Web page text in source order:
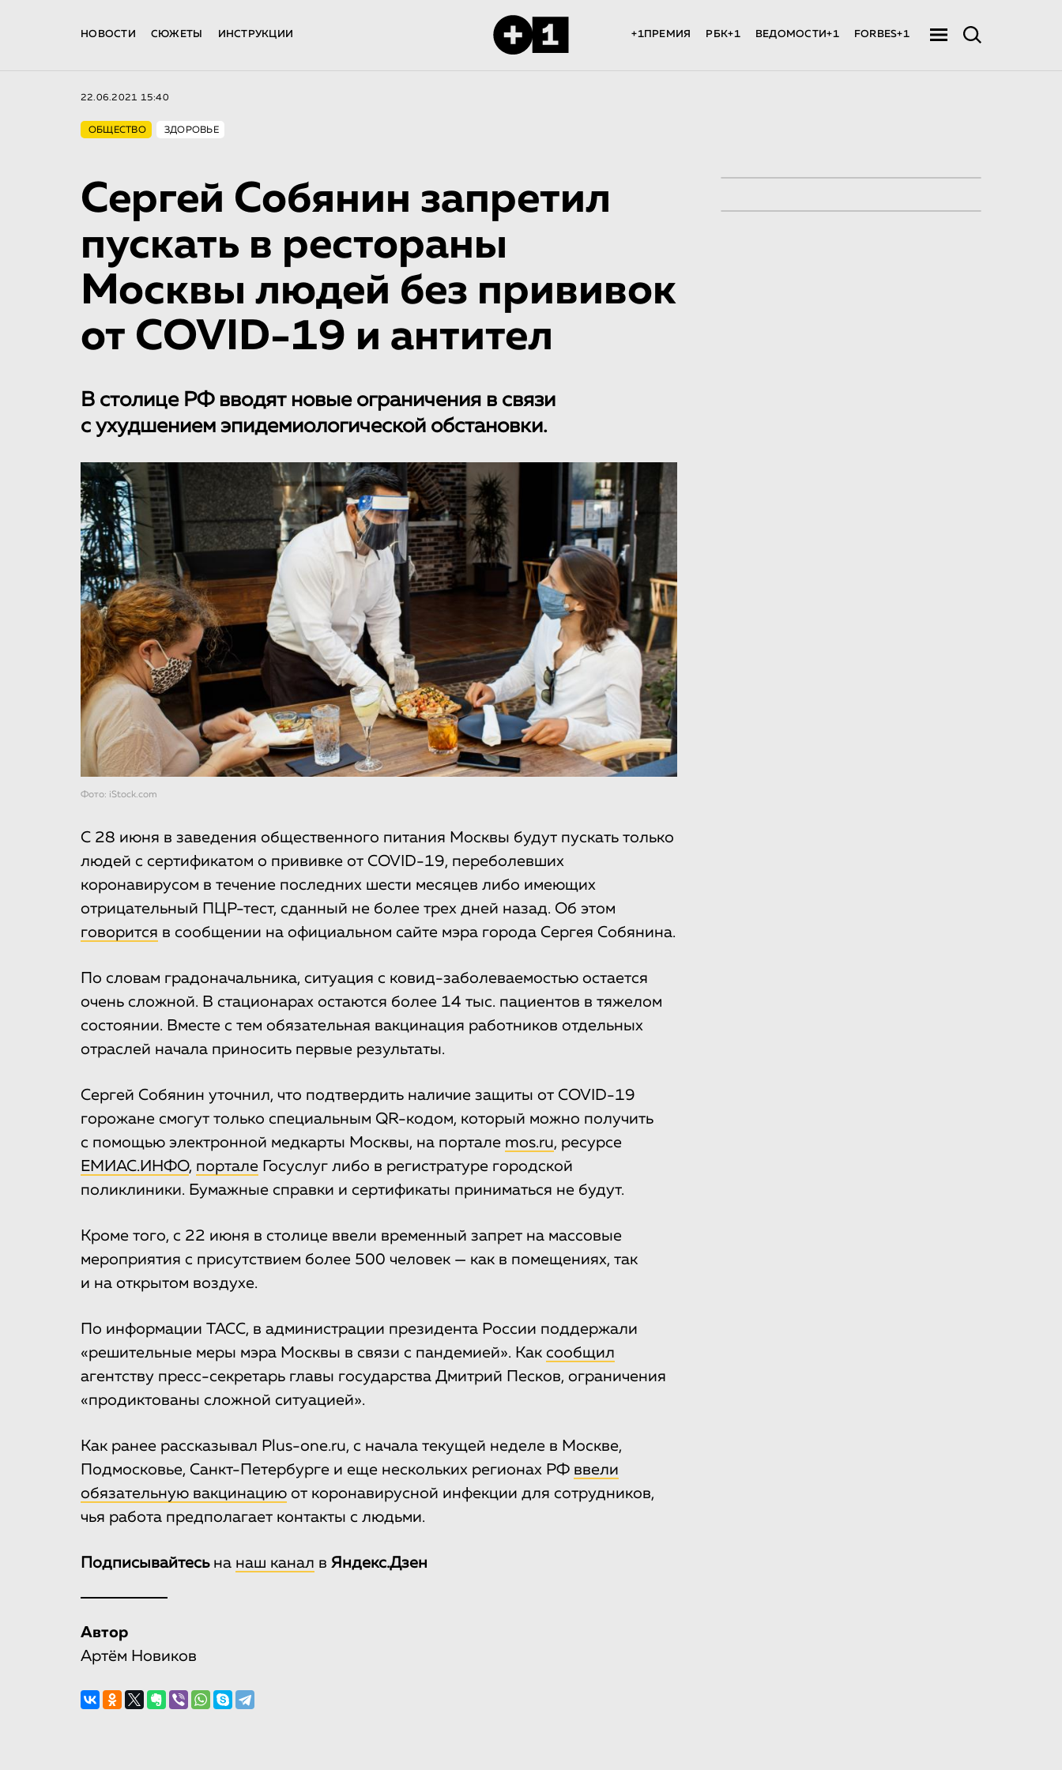
НОВОСТИ СЮЖЕТЫ ИНСТРУКЦИИ +1ПРЕМИЯ РБК+1 ВЕДОМОСТИ+1 FORBES+1
22.06.2021 15:40
ОБЩЕСТВО ЗДОРОВЬЕ
Сергей Собянин запретил
пускать в рестораны
Москвы людей без прививок
от COVID-19 и антител
В столице РФ вводят новые ограничения в связи
с ухудшением эпидемиологической обстановки.
Фото: iStock.com
С 28 июня в заведения общественного питания Москвы будут пускать только
людей с сертификатом о прививке от COVID-19, переболевших
коронавирусом в течение последних шести месяцев либо имеющих
отрицательный ПЦР-тест, сданный не более трех дней назад. Об этом
говорится в сообщении на официальном сайте мэра города Сергея Собянина.
По словам градоначальника, ситуация с ковид-заболеваемостью остается
очень сложной. В стационарах остаются более 14 тыс. пациентов в тяжелом
состоянии. Вместе с тем обязательная вакцинация работников отдельных
отраслей начала приносить первые результаты.
Сергей Собянин уточнил, что подтвердить наличие защиты от COVID-19
горожане смогут только специальным QR-кодом, который можно получить
с помощью электронной медкарты Москвы, на портале mos.ru, ресурсе
ЕМИАС.ИНФО, портале Госуслуг либо в регистратуре городской
поликлиники. Бумажные справки и сертификаты приниматься не будут.
Кроме того, с 22 июня в столице ввели временный запрет на массовые
мероприятия с присутствием более 500 человек — как в помещениях, так
и на открытом воздухе.
По информации ТАСС, в администрации президента России поддержали
«решительные меры мэра Москвы в связи с пандемией». Как сообщил
агентству пресс-секретарь главы государства Дмитрий Песков, ограничения
«продиктованы сложной ситуацией».
Как ранее рассказывал Plus-one.ru, с начала текущей неделе в Москве,
Подмосковье, Санкт-Петербурге и еще нескольких регионах РФ ввели
обязательную вакцинацию от коронавирусной инфекции для сотрудников,
чья работа предполагает контакты с людьми.
Подписывайтесьна наш канал в Яндекс.Дзен
Автор
Артём Новиков